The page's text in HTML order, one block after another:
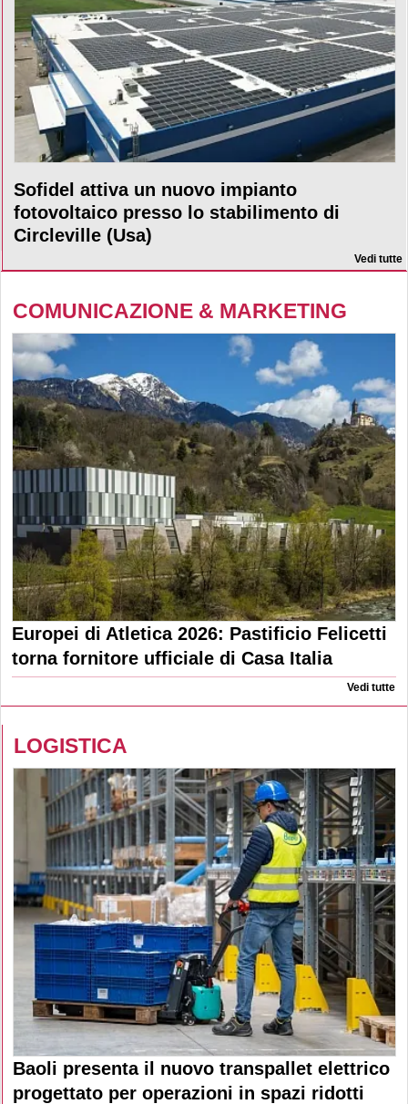
Sofidel attiva un nuovo impianto
fotovoltaico presso lo stabilimento di
Circleville (Usa)
Vedi tutte
COMUNICAZIONE & MARKETING
Europei di Atletica 2026: Pastificio Felicetti
torna fornitore ufficiale di Casa Italia
Vedi tutte
LOGISTICA
Baoli presenta il nuovo transpallet elettrico
progettato per operazioni in spazi ridotti